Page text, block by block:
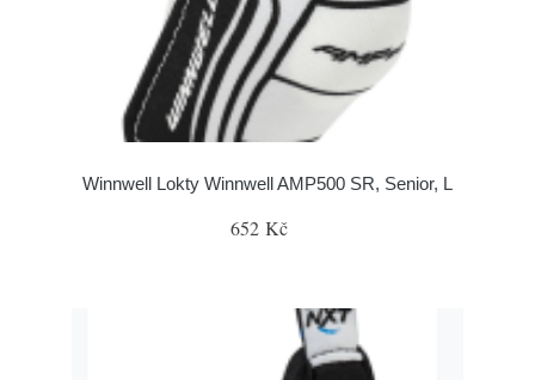
Winnwell Lokty Winnwell AMP500 SR, Senior, L
652 Kč